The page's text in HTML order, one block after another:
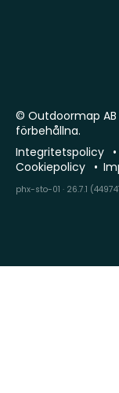
© Outdoormap
förbehållna.
Integritetspolicy
Cookiepolicy
phx-sto-01 · 26.7.1